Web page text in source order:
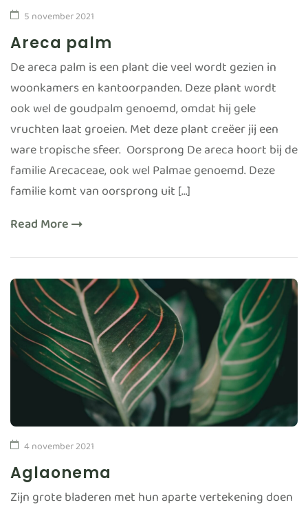
5 november 2021
Areca palm
De areca palm is een plant die veel wordt gezien in
woonkamers en kantoorpanden. Deze plant wordt
ook wel de goudpalm genoemd, omdat hij gele
vruchten laat groeien. Met deze plant creëer jij een
ware tropische sfeer. Oorsprong De areca hoort bij de
familie Arecaceae, ook wel Palmae genoemd. Deze
familie komt van oorsprong uit […]
Read More
4 november 2021
Aglaonema
Zijn grote bladeren met hun aparte vertekening doen